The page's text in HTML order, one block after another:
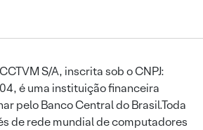
S/A, inscrita sob o CNPJ:
é uma instituição financeira
pelo Banco Central do Brasil.Toda
de rede mundial de computadores